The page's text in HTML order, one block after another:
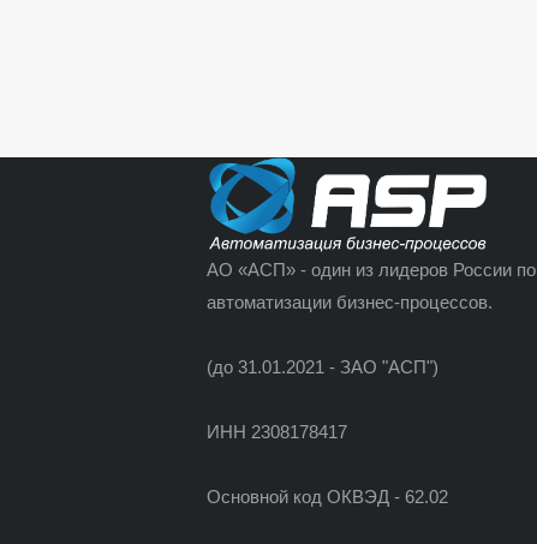
АО «АСП» - один из лидеров России по
автоматизации бизнес-процессов.
(до 31.01.2021 - ЗАО "АСП")
ИНН 2308178417
Основной код ОКВЭД - 62.02